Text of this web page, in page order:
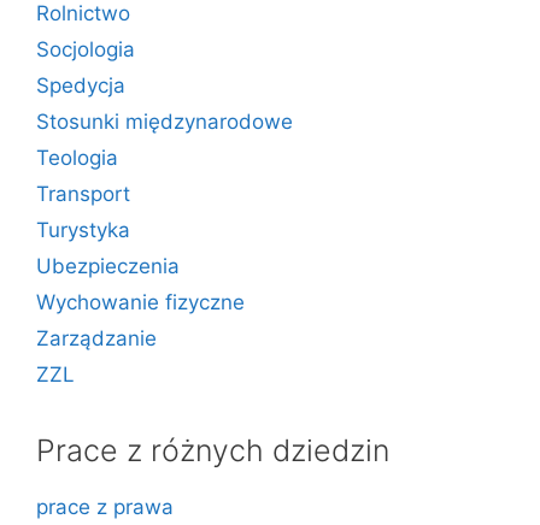
Rolnictwo
Socjologia
Spedycja
Stosunki międzynarodowe
Teologia
Transport
Turystyka
Ubezpieczenia
Wychowanie fizyczne
Zarządzanie
ZZL
Prace z różnych dziedzin
prace z prawa